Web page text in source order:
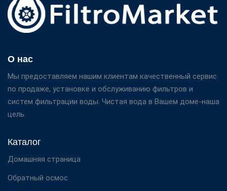
О нас
Мы предоставляем нашим клиентам качественный сервис
по продаже, установке и обслуживанию фильтров и
систем фильтрации воды. Чистая вода в Вашем доме-наша
цель.
Каталог
Домашняя страница
Обратный осмос